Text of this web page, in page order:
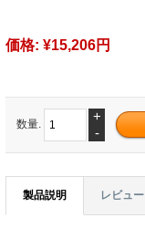
価格: ¥15,206円
数量.
+
-
製品説明 レビュー